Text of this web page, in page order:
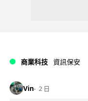
商業科技 資訊保安
Vin 2 日